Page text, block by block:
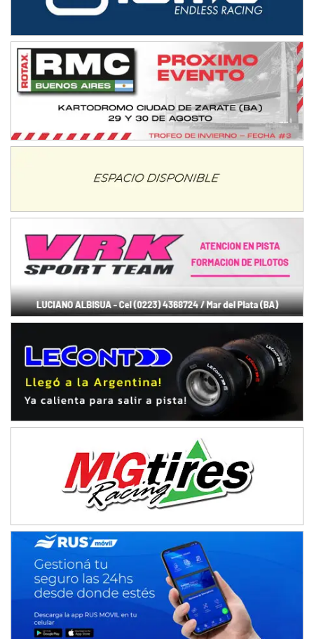
Avellaneda (Santa Fe)
SUR SANTAFESINO - F4
José Samuel Sánchez (Tierra)
Rufino (Santa Fe)
TUCUMANO - F5
Juan Navarro (Asfalto)